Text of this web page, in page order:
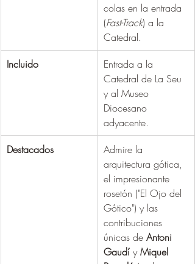
colas en la entrada
(Fast-Track) a la
Catedral.
Incluido
Entrada a la
Catedral de La Seu
y al Museo
Diocesano
adyacente.
Destacados
Admire la
arquitectura gótica,
el impresionante
rosetón ("El Ojo del
Gótico") y las
contribuciones
únicas de Antoni
Gaudí y Miquel